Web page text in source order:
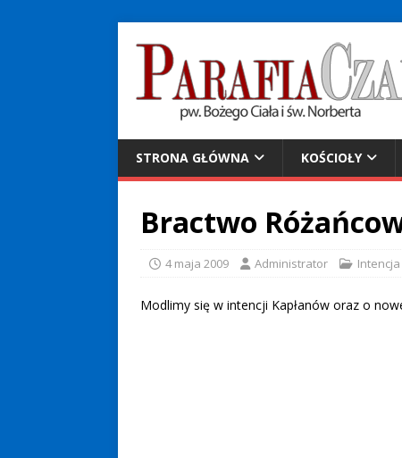
STRONA GŁÓWNA KOŚCIOŁY
Bractwo
4 maja 2009 Administrator
Modlimy się w intencji Kapłanów oraz o